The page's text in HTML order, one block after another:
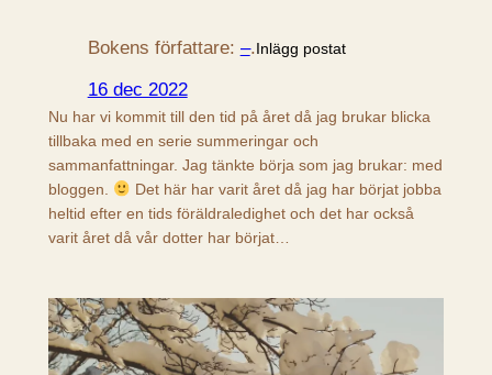
Bokens författare: –.Inlägg postat
16 dec 2022
Nu har vi kommit till den tid på året då jag brukar blicka
tillbaka med en serie summeringar och
sammanfattningar. Jag tänkte börja som jag brukar: med
bloggen.
Det här har varit året då jag har börjat jobba
heltid efter en tids föräldraledighet och det har också
varit året då vår dotter har börjat…